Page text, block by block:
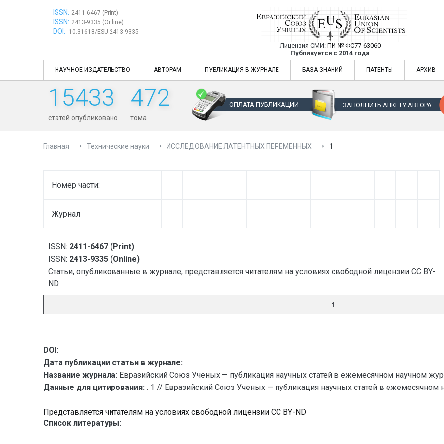
ISSN: 2411-6467 (Print)
ISSN: 2413-9335 (Online)
DOI: 10.31618/ESU.2413-9335
Евразийский Союз Ученых —
Лицензия СМИ: ПИ № ФС77-63060
Публикуется с 2014 года
Евразийский Союз Ученых — публикация научных статей в
НАУЧНОЕ ИЗДАТЕЛЬСТВО АВТОРАМ ПУБЛИКАЦИЯ В ЖУРНАЛЕ БАЗА ЗНАНИЙ ПАТЕНТЫ АРХИВ
15433
статей опубликовано
472
тома
ОПЛАТА ПУБЛИКАЦИИ ЗАПОЛНИТЬ АНКЕТУ АВТОРА
Главная Технические науки ИССЛЕДОВАНИЕ ЛАТЕНТНЫХ ПЕРЕМЕННЫХ 1
Номер части:
Журнал
ISSN: 2411-6467 (Print)
ISSN: 2413-9335 (Online)
Статьи, опубликованные в журнале, представляется читателям на условиях свободной лицензии CC BY-
ND
1
DOI:
Дата публикации статьи в журнале:
Название журнала: Евразийский Союз Ученых — публикация научных статей в ежемесячном научном
Данные для цитирования: . 1 // Евразийский Союз Ученых — публикация научных статей в ежемесячном
Представляется читателям на условиях свободной лицензии CC BY-ND
Список литературы: